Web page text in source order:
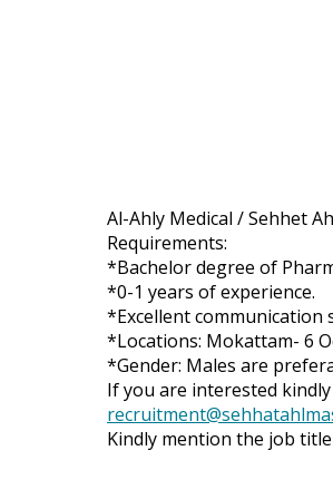
Al-Ahly Medical / Sehhet
Requirements:
*Bachelor degree of
*0-1 years of experience.
*Excellent communication
*Locations: Mokattam- 6
*Gender: Males are
If you are interested
Kindly mention the job